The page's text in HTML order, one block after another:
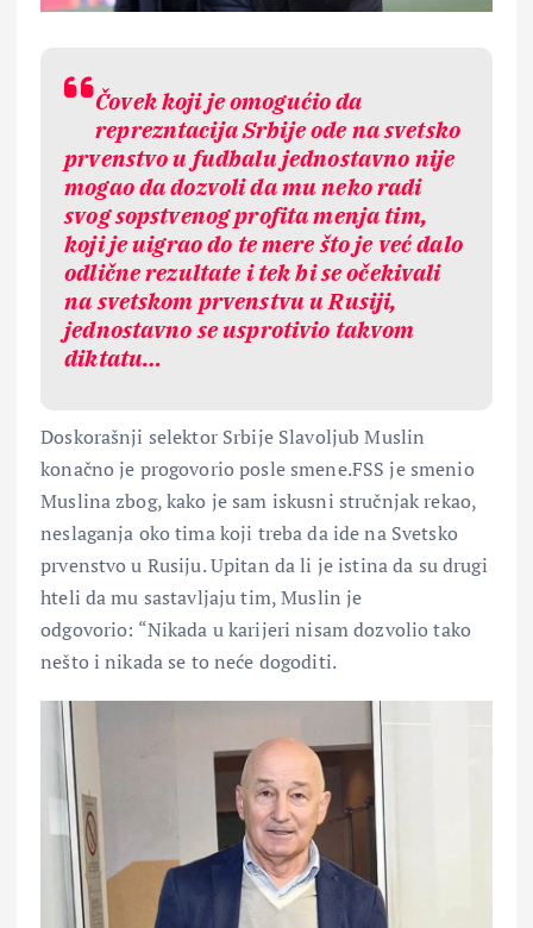
Čovek koji je omogućio da
reprezntacija Srbije ode na svetsko
prvenstvo u fudbalu jednostavno nije
mogao da dozvoli da mu neko radi
svog sopstvenog profita menja tim,
koji je uigrao do te mere što je već dalo
odlične rezultate i tek bi se očekivali
na svetskom prvenstvu u Rusiji,
jednostavno se usprotivio takvom
diktatu…
Doskorašnji selektor Srbije Slavoljub Muslin
konačno je progovorio posle smene.FSS je smenio
Muslina zbog, kako je sam iskusni stručnjak rekao,
neslaganja oko tima koji treba da ide na Svetsko
prvenstvo u Rusiju. Upitan da li je istina da su drugi
hteli da mu sastavljaju tim, Muslin je
odgovorio: “Nikada u karijeri nisam dozvolio tako
nešto i nikada se to neće dogoditi.